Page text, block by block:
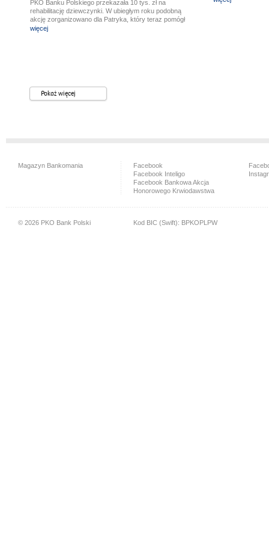
PKO Banku Polskiego przekazała 10 tys. zł na
rehabilitację dziewczynki. W ubiegłym roku podobną
akcję zorganizowano dla Patryka, który teraz pomógł
Weronice.
więcej
Pokaż więcej
Magazyn Bankomania
Facebook
Facebook Inteligo
Facebook Bankowa Akcja
Honorowego Krwiodawstwa
© 2026 PKO Bank Polski Kod BIC (Swift): BPKOPLPW